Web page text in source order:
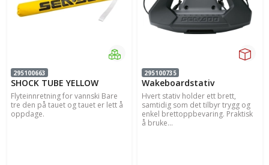
295100663
SHOCK TUBE YELLOW
Flyteinnretning for vannski Bare
tre den på tauet og tauet er lett å
oppdage.
295100735
Wakeboardstativ
Hvert stativ holder ett brett,
samtidig som det tilbyr trygg og
enkel brettoppbevaring. Praktisk
å bruke...